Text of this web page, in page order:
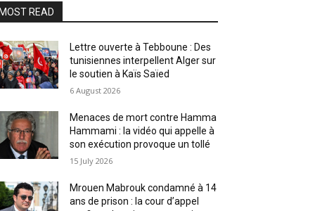
READ
Lettre ouverte à Tebboune : Des
tunisiennes interpellent Alger sur
le soutien à Kaïs Saïed
6 August 2026
Menaces de mort contre Hamma
Hammami : la vidéo qui appelle à
son exécution provoque un tollé
15 July 2026
Mrouen Mabrouk condamné à 14
ans de prison : la cour d’appel